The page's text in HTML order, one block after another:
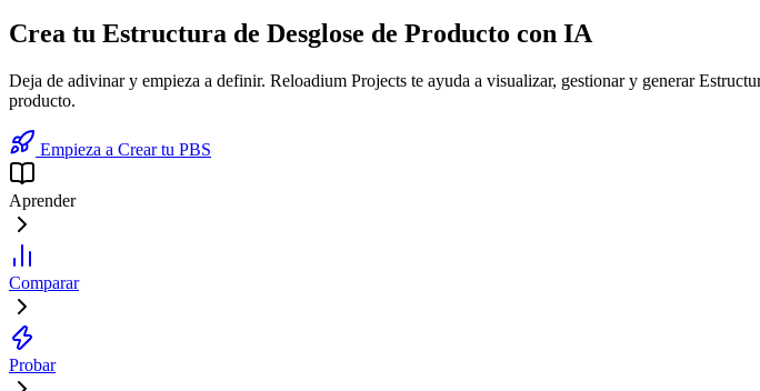
Crea tu Estructura de Desglose de Producto con IA
Deja de adivinar y empieza a definir. Reloadium Projects te ayuda a visualizar, gestionar y generar
producto.
Empieza a Crear tu PBS
Aprender
Comparar
Probar